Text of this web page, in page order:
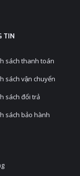
TIN
sách thanh toán
sách vận chuyển
sách đổi trả
sách bảo hành